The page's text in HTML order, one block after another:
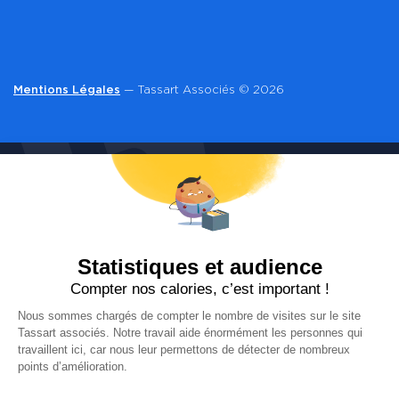
Mentions Légales — Tassart Associés © 2026
CONTACT
unique d’évaluation des risques professionnels, la
qualité de vie et les conditions de travail ou plus
généralement sur la santé au travail ?